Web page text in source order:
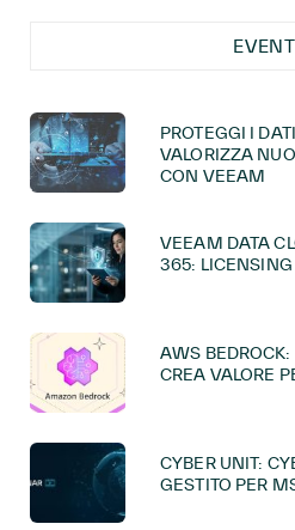
PROTEGGI I
VALORIZZA
CON VEEAM
VEEAM DATA
365:
AWS BEDROCK:
CREA VALORE
CYBER UNIT:
GESTITO PER